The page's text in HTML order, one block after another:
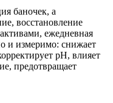
баночек, а
восстановление
ежедневная
и измеримо: снижает
pH, влияет
предотвращает